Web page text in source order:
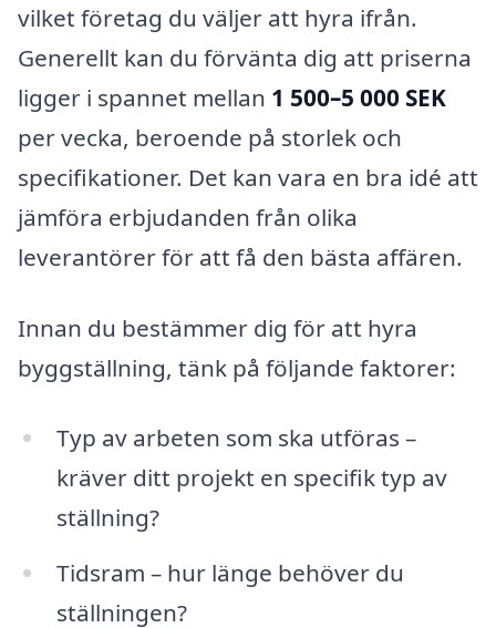
vilket företag du väljer att hyra ifrån.
Generellt kan du förvänta dig att priserna
ligger i spannet mellan 1 500–5 000 SEK
per vecka, beroende på storlek och
specifikationer. Det kan vara en bra idé att
jämföra erbjudanden från olika
leverantörer för att få den bästa affären.
Innan du bestämmer dig för att hyra
byggställning, tänk på följande faktorer:
Typ av arbeten som ska utföras –
kräver ditt projekt en specifik typ av
ställning?
Tidsram – hur länge behöver du
ställningen?